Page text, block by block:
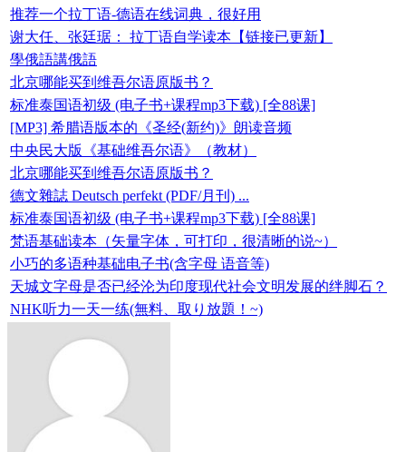
推荐一个拉丁语-德语在线词典，很好用
谢大任、张廷琚： 拉丁语自学读本【链接已更新】
學俄語講俄語
北京哪能买到维吾尔语原版书？
标准泰国语初级 (电子书+课程mp3下载) [全88课]
[MP3] 希腊语版本的《圣经(新约)》朗读音频
中央民大版《基础维吾尔语》（教材）
北京哪能买到维吾尔语原版书？
德文雜誌 Deutsch perfekt (PDF/月刊) ...
标准泰国语初级 (电子书+课程mp3下载) [全88课]
梵语基础读本（矢量字体，可打印，很清晰的说~）
小巧的多语种基础电子书(含字母 语音等)
天城文字母是否已经沦为印度现代社会文明发展的绊脚石？
NHK听力一天一练(無料、取り放題！~)